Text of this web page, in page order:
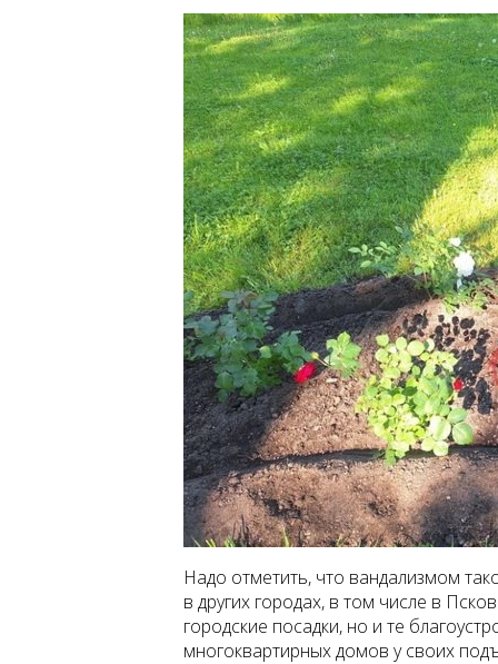
Надо отметить, что вандализмом
в других городах, в том числе в
городские посадки, но и те
многоквартирных домов у своих